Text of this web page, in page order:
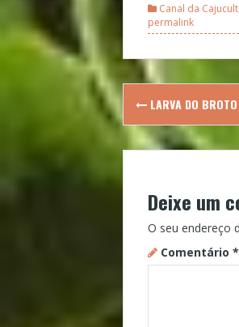
Canal da
permalink
PostLARVA DO
Deixe um
O seu endereço
Comentário *